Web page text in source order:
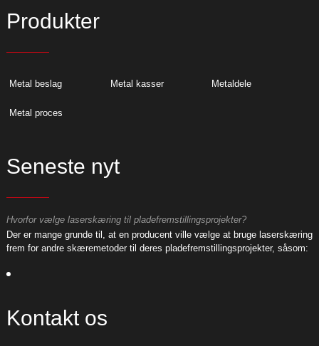
Produkter
Metal beslag Metal kasser Metaldele
Metal proces
Seneste nyt
Hvorfor vælge laserskæring til pladefremstillingsprojekter?
Der er mange grunde til, at en producent ville vælge at bruge laserskæring
frem for andre skæremetoder til deres pladefremstillingsprojekter, såsom:
Kontakt os